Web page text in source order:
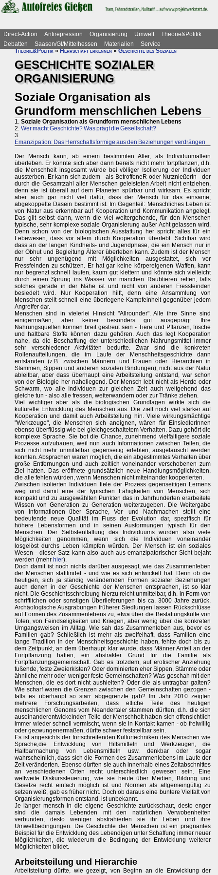
Direct-Action Antirepression Organisierung Umwelt
Theorie&Politik
Debatten
Saasen/GI/Mittelhessen Materialien
Service
Theorie&Politik»Herrschaft erkennen»Geschichte des Sozialen
GESCHICHTE SOZIALER
ORGANISIERUNG
Soziale Organisation als
Grundform menschlichen Lebens
1. Soziale Organisation als Grundform menschlichen Lebens
2. Wer macht Geschichte? Was prägt die Gesellschaft?
3.
Emanzipation: Das Herrschaftsförmige aus den Beziehungen verdrängen
Der Mensch kann, ab einem bestimmten Alter, als Individuumallein
überleben. Er könnte sich aber dann bereits nicht mehr fortpflanzen, d.h.
die Menschheit insgesamt würde bei völliger Isolierung der Individuen
aussterben. Er kann sich zudem - als BetroffeneR oder NutznießerIn - der
durch die Gesamtzahl aller Menschen geleisteten Arbeit nicht entziehen,
denn sie ist überall auf dem Planeten spürbar und wirksam. Es spricht
aber auch gar nicht viel dafür, dass der Mensch für das einsame,
abgekoppelte Dasein bestimmt ist. Im Gegenteil: Menschliches Leben ist
von Natur aus erkennbar auf Kooperation und Kommunikation angelegt.
Das gilt selbst dann, wenn die viel weitergehende, für den Menschen
typische, sehr komplexe soziale Organisierung außer Acht gelassen wird.
Denn schon von der biologischen Ausstattung her spricht alles für ein
Lebewesen, dass vor allem durch Kooperation überlebt. Sichtbar wird
dass an der langen Kindheits- und Jugendphase, die ein Mensch nur in
der Obhut und Begleitung Älterer überleben kann. Zudem ist der Mensch
nur sehr ungenügend mit Möglichkeiten ausgestattet, sich vor
Fressfeinden zu schützen. Er hat gar keine körpereigenen Waffen, kann
nur begrenzt schnell laufen, kaum gut klettern und könnte sich vielleicht
durch einen Sprung ins Wasser vor manchen Raubtieren retten, falls
solches gerade in der Nähe ist und nicht von anderen Fressfeinden
besiedelt wird. Nur Kooperation hilft, denn eine Ansammlung von
Menschen stellt schnell eine überlegene Kampfeinheit gegenüber jedem
Angreifer dar.
Menschen sind in vielerlei Hinsicht "Allrounder". Alle ihre Sinne sind
einigermaßen, aber keiner besonders gut ausgeprägt. Ihre
Nahrungsquellen können breit gestreut sein - Tiere und Pflanzen, frische
und haltbare Stoffe können dazu gehören. Auch das legt Kooperation
nahe, da die Beschaffung der unterschiedlichen Nahrungsmittel immer
sehr verschiedener Aktivitäten bedurfte. Zwar sind die konkreten
Rollenaufteilungen, die im Laufe der Menschheitsgeschichte dann
entstanden (z.B. zwischen Männern und Frauen oder Hierarchien in
Stämmen, Sippen und anderen sozialen Bindungen), nicht aus der Natur
ableitbar, aber dass überhaupt eine Arbeitsteilung entstand, war schon
von der Biologie her naheliegend. Der Mensch lebt nicht als Herde oder
Schwarm, wo alle Individuen zur gleichen Zeit auch weitgehend das
gleiche tun - also alle fressen, weiterwandern oder zur Tränke ziehen.
Viel wichtiger aber als die biologischen Grundlagen wirkte sich die
kulturelle Entwicklung des Menschen aus. Die zielt noch viel stärker auf
Kooperation und damit auch Arbeitsteilung hin. Viele wirkungsmächtige
"Werkzeuge", die Menschen sich aneignen, wären für EinsiedlerInnen
ebenso überflüssig wie bei gleichgeschaltetem Verhalten. Dazu gehört die
komplexe Sprache. Sie bot die Chance, zunehmend vielfältigere soziale
Prozesse aufzubauen, weil nun auch Informationen zwischen Teilen, die
sich nicht mehr unmittelbar gegenseitig erlebten, ausgetauscht werden
konnten. Absprachen waren möglich, die ein abgestimmtes Verhalten über
große Entfernungen und auch zeitlich voneinander verschobenen zum
Ziel hatten. Das eröffnete grundsätzlich neue Handlungsmöglichkeiten,
die alle fehlen würden, wenn Menschen nicht miteinander kooperierten.
Zwischen isolierten Individuen fiele der Prozess gegenseitigen Lernens
weg und damit eine der typischen Fähigkeiten von Menschen, sich
kompakt und zu ausgewählten Punkten das in Jahrhunderten erarbeitete
Wissen von Generation zu Generation weiterzugeben. Die Weitergabe
von Informationen über Sprache, Vor- und Nachmachen stellt eine
bedeutende neue Qualität im Fluss der Evolution dar, spezifisch für
höhere Lebensformen und in seinen Ausformungen typisch für den
Menschen. Der Selbstentfaltung des Individuums würden also viele
Möglichkeiten genommen, wenn sich die Individuen voneinander
losgelöst durchs Leben kämpfen würden. Der Mensch ist ein soziales
Wesen - dieser Satz kann also auch aus emanzipatorischer Sicht bejaht
werden (mehr hier).
Doch damit ist noch nichts darüber ausgesagt, wie das Zusammenleben
der Menschen stattfindet - und wie es sich entwickelt hat. Denn ob die
heutigen, sich ja ständig verändernden Formen sozialer Beziehungen
auch denen in der Geschichte der Menschen entsprachen, ist so klar
nicht. Die Geschichtsschreibung hierzu reicht unmittelbar, d.h. in Form von
schriftlichen oder sonstigen Überlieferungen bis ca. 3000 Jahre zurück.
Archäologische Ausgrabungen früherer Siedlungen lassen Rückschlüsse
auf Formen des Zusammenlebens zu, etwa über die Bestattungskulte von
Toten, von Feindseligkeiten und Kriegen, aber wenig über die konkreten
Umgangsweisen im Alltag. Wie sah das Zusammenleben aus, bevor es
Familien gab? Schließlich ist mehr als zweifelhaft, dass Familien eine
lange Tradition in der Menschheitsgeschichte haben, fehlte doch bis zu
dem Zeitpunkt, an dem überhaupt klar wurde, dass Männer Anteil an der
Fortpflanzung hatten, ein abstrakter Grund für die Familie als
Fortpflanzungsgemeinschaft. Gab es trotzdem, auf erotischer Anziehung
fußende, feste Zweierkisten? Oder dominierten eher Sippen, Stämme oder
ähnliche mehr oder weniger feste Gemeinschaften? Was geschah mit den
Menschen, die es dort nicht aushielten? Oder die als untragbar galten?
Wie scharf waren die Grenzen zwischen den Gemeinschaften gezogen -
falls es überhaupt so starr abgegrenzte gab? Im Jahr 2010 zeigten
mehrere Forschungsarbeiten, dass etliche Teile des heutigen
menschlichen Genoms vom Neandertaler stammen dürften, d.h. die sich
auseinanderentwickelnden Teile der Menschheit haben sich offensichtlich
immer wieder schnell vermischt, wenn sie in Kontakt kamen - ob freiwillig
oder gezwungenermaßen, dürfte schwer feststellbar sein.
Es ist angesichts der fortschreitenden Kulturtechniken des Menschen wie
Sprache,die Entwicklung von Hilfsmitteln und Werkzeugen, die
Haltbarmachung von Lebensmitteln usw. denkbar oder sogar
wahrscheinlich, dass sich die Formen des Zusammenlebens im Laufe der
Zeit veränderten. Ebenso dürften sie auch innerhalb eines Zeitabschnittes
an verschiedenen Orten recht unterschiedlich gewesen sein. Eine
weltweite Diskurssteuerung, wie sie heute über Medien, Bildung und
Gesetze recht einfach möglich ist und Normen als allgemeingültig zu
setzen weiß, gab es früher nicht. Doch ob daraus eine buntere Vielfalt von
Organisierungsformen entstand, ist unbekannt.
Je länger mensch in die eigene Geschichte zurückschaut, desto enger
sind die damals Lebenden mit den natürlichen Verwobenheiten
verbunden, desto weniger abstrahierten sie ihr Leben und ihre
Umweltbedingungen. Die Geschichte der Menschen ist ein prägnantes
Beispiel für die Entwicklung des Lebendigen unter Schaffung immer neuer
Möglichkeiten, die wiederum die Bedingung der Entwicklung weiterer
Möglichkeiten bildet.
Arbeitsteilung und Hierarchie
Arbeitsteilung dürfte, wie gezeigt, von Beginn an die Entwicklung der